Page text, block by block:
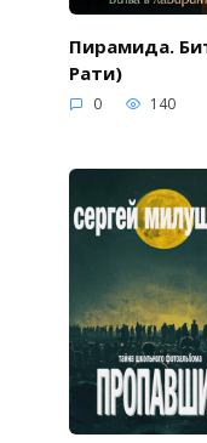
Пирамида.
Рати)
0 140